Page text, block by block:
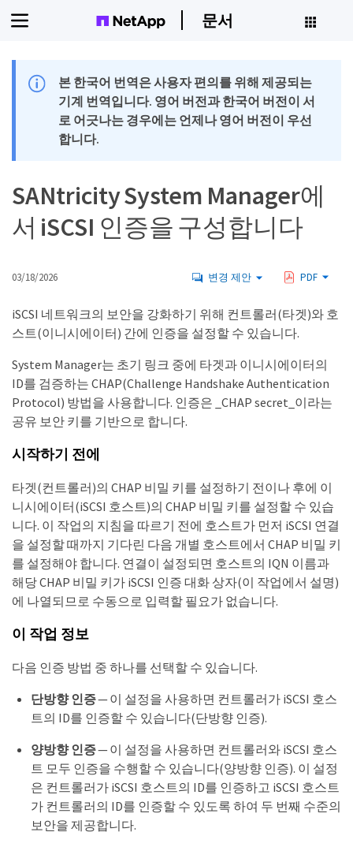
문서
본 한국어 번역은 사용자 편의를 위해 제공되는
기계 번역입니다. 영어 버전과 한국어 버전이 서
로 어긋나는 경우에는 언제나 영어 버전이 우선
합니다.
SANtricity System Manager에
서 iSCSI 인증을 구성합니다
03/18/2026 변경 제안 PDF
iSCSI 네트워크의 보안을 강화하기 위해 컨트롤러(타겟)와 호
스트(이니시에이터) 간에 인증을 설정할 수 있습니다.
System Manager는 초기 링크 중에 타겟과 이니시에이터의
ID를 검증하는 CHAP(Challenge Handshake Authentication
Protocol) 방법을 사용합니다. 인증은 _CHAP secret_이라는
공유 보안 키를 기반으로 합니다.
시작하기 전에
타겟(컨트롤러)의 CHAP 비밀 키를 설정하기 전이나 후에 이
니시에이터(iSCSI 호스트)의 CHAP 비밀 키를 설정할 수 있습
니다. 이 작업의 지침을 따르기 전에 호스트가 먼저 iSCSI 연결
을 설정할 때까지 기다린 다음 개별 호스트에서 CHAP 비밀 키
를 설정해야 합니다. 연결이 설정되면 호스트의 IQN 이름과
해당 CHAP 비밀 키가 iSCSI 인증 대화 상자(이 작업에서 설명)
에 나열되므로 수동으로 입력할 필요가 없습니다.
이 작업 정보
다음 인증 방법 중 하나를 선택할 수 있습니다.
단방향 인증— 이 설정을 사용하면 컨트롤러가 iSCSI 호스
트의 ID를 인증할 수 있습니다(단방향 인증).
양방향 인증— 이 설정을 사용하면 컨트롤러와 iSCSI 호스
트 모두 인증을 수행할 수 있습니다(양방향 인증). 이 설정
은 컨트롤러가 iSCSI 호스트의 ID를 인증하고 iSCSI 호스트
가 컨트롤러의 ID를 인증할 수 있도록 하여 두 번째 수준의
보안을 제공합니다.